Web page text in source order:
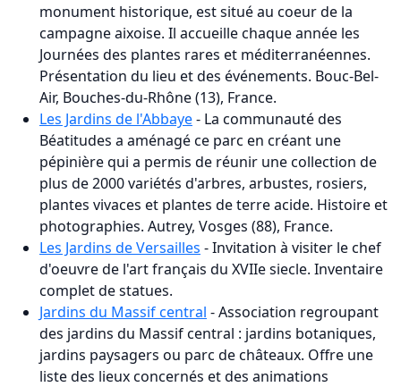
monument historique, est situé au coeur de la
campagne aixoise. Il accueille chaque année les
Journées des plantes rares et méditerranéennes.
Présentation du lieu et des événements. Bouc-Bel-
Air, Bouches-du-Rhône (13), France.
Les Jardins de l'Abbaye- La communauté des
Béatitudes a aménagé ce parc en créant une
pépinière qui a permis de réunir une collection de
plus de 2000 variétés d'arbres, arbustes, rosiers,
plantes vivaces et plantes de terre acide. Histoire et
photographies. Autrey, Vosges (88), France.
Les Jardins de Versailles - Invitation à visiter le chef
d'oeuvre de l'art français du XVIIe siecle. Inventaire
complet de statues.
Jardins du Massif central - Association regroupant
des jardins du Massif central : jardins botaniques,
jardins paysagers ou parc de châteaux. Offre une
liste des lieux concernés et des animations